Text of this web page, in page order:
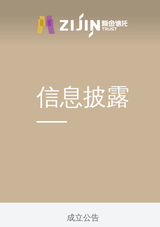
信息披露
成立公告